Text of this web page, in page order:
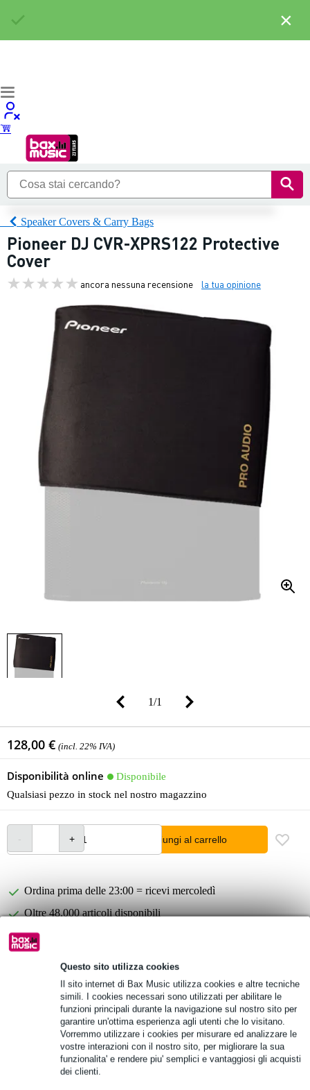
Questo sito utilizza cookies
Il sito internet di Bax Music utilizza cookies e altre tecniche
simili. I cookies necessari sono utilizzati per abilitare le
funzioni principali durante la navigazione sul nostro sito per
garantire un'ottima esperienza agli utenti che lo visitano.
Vorremmo utilizzare i cookies per misurare ed analizzare le
vostre interazioni con il nostro sito, per migliorare la sua
funzionalita' e rendere piu' semplici e vantaggiosi gli acquisti
dei clienti.
Speaker Covers & Carry Bags
Pioneer DJ CVR-XPRS122 Protective
Cover
ancora nessuna recensione la tua opinione
1/1
128,00 € (incl. 22% IVA)
Disponibilità online
Disponibile
Qualsiasi pezzo in stock nel nostro magazzino
Aggiungi al carrello
Ordina prima delle 23:00 = ricevi mercoledì
Oltre 48.000 articoli disponibili
1.250 marchi leader
Scegli adesso i 2 anni di garanzia aggiuntiva e molti altri
vantaggi!
6,40 € di premio
Informazioni sul prodotto
Specifiche complete
×